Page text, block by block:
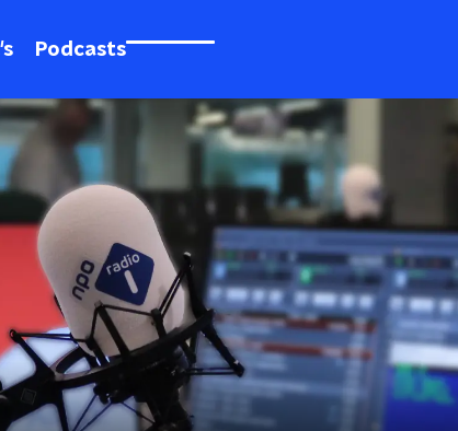
Podcasts